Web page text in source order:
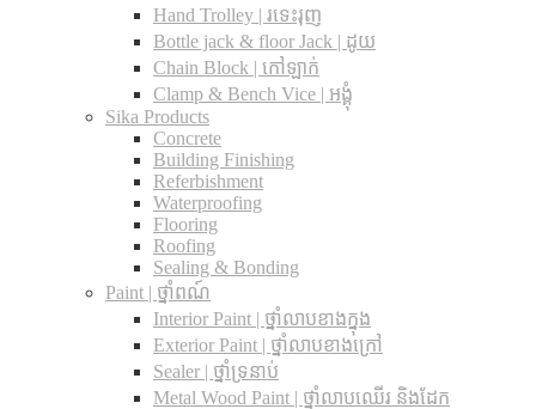
Hand Trolley | រទេះរុញ
Bottle jack & floor Jack​ | ដូយ
Chain Block | កៅឡាក់
Clamp & Bench Vice | អង្គុំ
Sika Products
Concrete
Building Finishing
Referbishment
Waterproofing
Flooring
Roofing
Sealing & Bonding
Paint | ថ្នាំពណ៍
Interior Paint | ថ្នាំលាបខាងក្នុង
Exterior Paint | ថ្នាំលាបខាងក្រៅ
Sealer | ថ្នាំទ្រនាប់
Metal Wood Paint | ថ្នាំលាបឈើរ និងដែក